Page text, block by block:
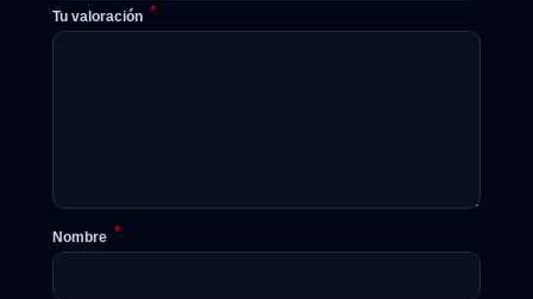
Tu valoración *
Nombre *